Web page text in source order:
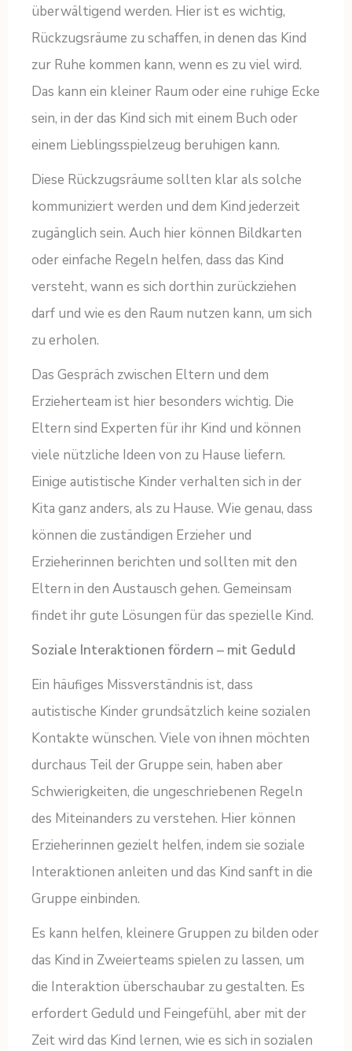
überwältigend werden. Hier ist es wichtig,
Rückzugsräume zu schaffen, in denen das Kind
zur Ruhe kommen kann, wenn es zu viel wird.
Das kann ein kleiner Raum oder eine ruhige Ecke
sein, in der das Kind sich mit einem Buch oder
einem Lieblingsspielzeug beruhigen kann.
Diese Rückzugsräume sollten klar als solche
kommuniziert werden und dem Kind jederzeit
zugänglich sein. Auch hier können Bildkarten
oder einfache Regeln helfen, dass das Kind
versteht, wann es sich dorthin zurückziehen
darf und wie es den Raum nutzen kann, um sich
zu erholen.
Das Gespräch zwischen Eltern und dem
Erzieherteam ist hier besonders wichtig. Die
Eltern sind Experten für ihr Kind und können
viele nützliche Ideen von zu Hause liefern.
Einige autistische Kinder verhalten sich in der
Kita ganz anders, als zu Hause. Wie genau, dass
können die zuständigen Erzieher und
Erzieherinnen berichten und sollten mit den
Eltern in den Austausch gehen. Gemeinsam
findet ihr gute Lösungen für das spezielle Kind.
Soziale Interaktionen fördern – mit Geduld
Ein häufiges Missverständnis ist, dass
autistische Kinder grundsätzlich keine sozialen
Kontakte wünschen. Viele von ihnen möchten
durchaus Teil der Gruppe sein, haben aber
Schwierigkeiten, die ungeschriebenen Regeln
des Miteinanders zu verstehen. Hier können
Erzieherinnen gezielt helfen, indem sie soziale
Interaktionen anleiten und das Kind sanft in die
Gruppe einbinden.
Es kann helfen, kleinere Gruppen zu bilden oder
das Kind in Zweierteams spielen zu lassen, um
die Interaktion überschaubar zu gestalten. Es
erfordert Geduld und Feingefühl, aber mit der
Zeit wird das Kind lernen, wie es sich in sozialen